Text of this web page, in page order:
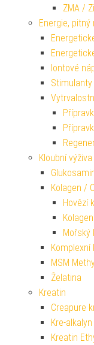
ZMA /
Energie, pitný
Iontové
Kloubní výživa
Kolagen /
Hovězí
Mořský
Komplexní
MSM
Želatina
Kreatin
Creapure
Kre-alkalyn
Kreatin